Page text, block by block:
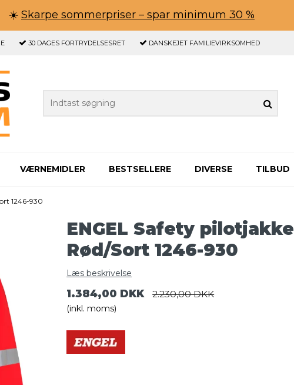
☀️ Skarpe sommerpriser – spar minimum 30 %
30 DAGES FORTRYDELSESRET DANSKEJET FAMILIEVIRKSOMHED
VÆRNEMIDLER BESTSELLERE DIVERSE TILBUD
1246-930
ENGEL Safety pilotjakke
Rød/Sort 1246-930
Læs beskrivelse
1.384,00 DKK 2.230,00 DKK
(inkl. moms)